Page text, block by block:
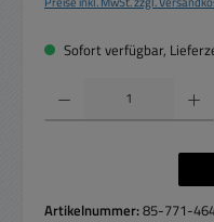
Sofort verfügbar,
Produkt Anzahl: Gib den
Artikelnummer:85-771-